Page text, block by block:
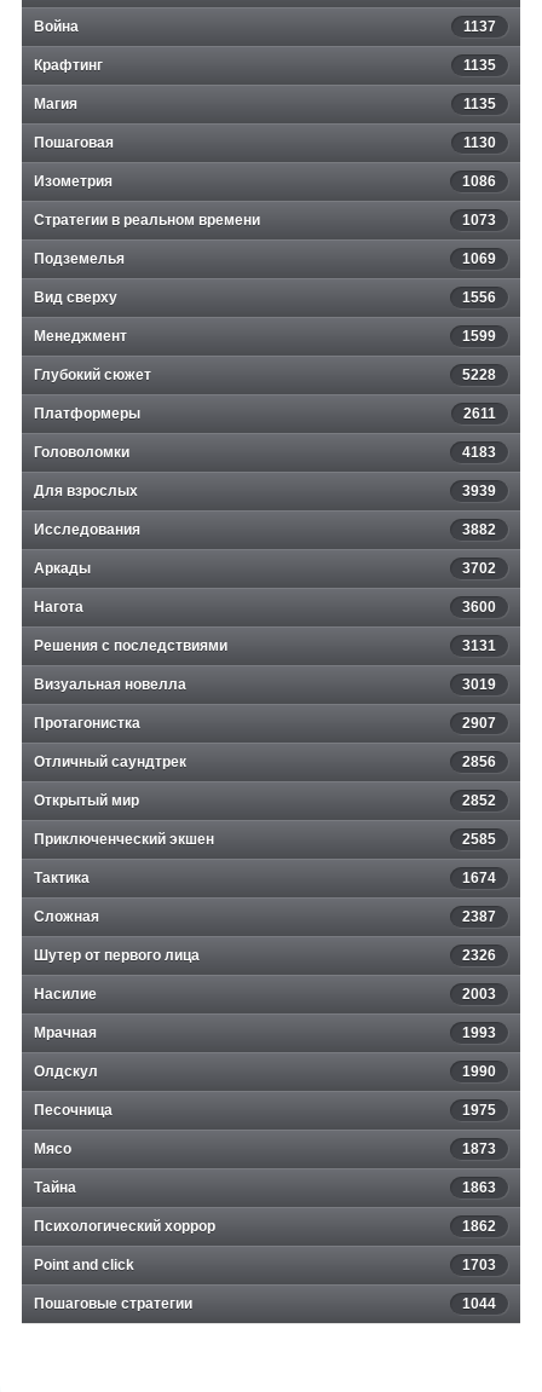
Война 1137
Крафтинг 1135
Магия 1135
Пошаговая 1130
Изометрия 1086
Стратегии в реальном времени 1073
Подземелья 1069
Вид сверху 1556
Менеджмент 1599
Глубокий сюжет 5228
Платформеры 2611
Головоломки 4183
Для взрослых 3939
Исследования 3882
Аркады 3702
Нагота 3600
Решения с последствиями 3131
Визуальная новелла 3019
Протагонистка 2907
Отличный саундтрек 2856
Открытый мир 2852
Приключенческий экшен 2585
Тактика 1674
Сложная 2387
Шутер от первого лица 2326
Насилие 2003
Мрачная 1993
Олдскул 1990
Песочница 1975
Мясо 1873
Тайна 1863
Психологический хоррор 1862
Point and click 1703
Пошаговые стратегии 1044